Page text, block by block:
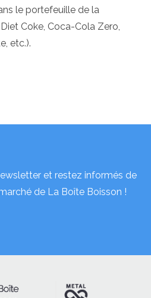
le portefeuille de la
Coke, Coca-Cola Zero,
etc.).
et restez informés de
de La Boîte Boisson !